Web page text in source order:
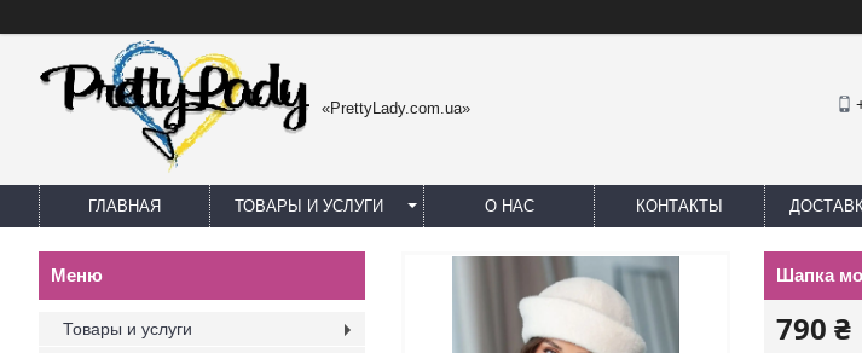
«PrettyLady.com.ua»
ГЛАВНАЯ ТОВАРЫ И УСЛУГИ О НАС КОНТАКТЫ
Шапка
790 ₴
Товары и услуги